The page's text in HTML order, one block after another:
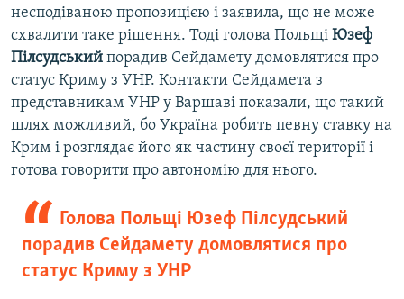
несподіваною пропозицією і заявила, що не може
схвалити таке рішення. Тоді голова Польщі Юзеф
Пілсудський порадив Сейдамету домовлятися про
статус Криму з УНР. Контакти Сейдамета з
представникам УНР у Варшаві показали, що такий
шлях можливий, бо Україна робить певну ставку на
Крим і розглядає його як частину своєї території і
готова говорити про автономію для нього.
Голова Польщі Юзеф Пілсудський
порадив Сейдамету домовлятися про
статус Криму з УНР